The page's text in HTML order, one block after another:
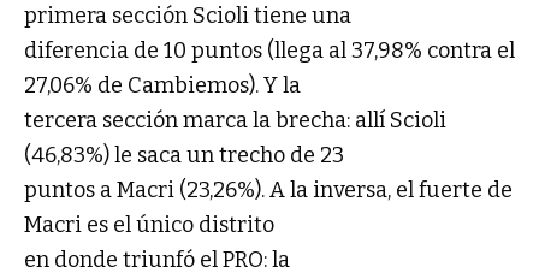
primera sección Scioli tiene una
diferencia de 10 puntos (llega al 37,98% contra el
27,06% de Cambiemos). Y la
tercera sección marca la brecha: allí Scioli
(46,83%) le saca un trecho de 23
puntos a Macri (23,26%). A la inversa, el fuerte de
Macri es el único distrito
en donde triunfó el PRO: la